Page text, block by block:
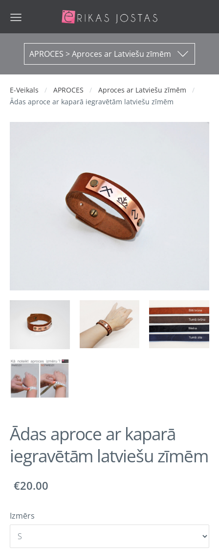
APROCES > Aproces ar Latviešu zīmēm
E-Veikals APROCES
Aproces ar Latviešu zīmēm
Ādas aproce ar kaparā iegravētām latviešu zīmēm
Ādas aproce ar kaparā
iegravētām latviešu zīmēm
€20.00
Izmērs